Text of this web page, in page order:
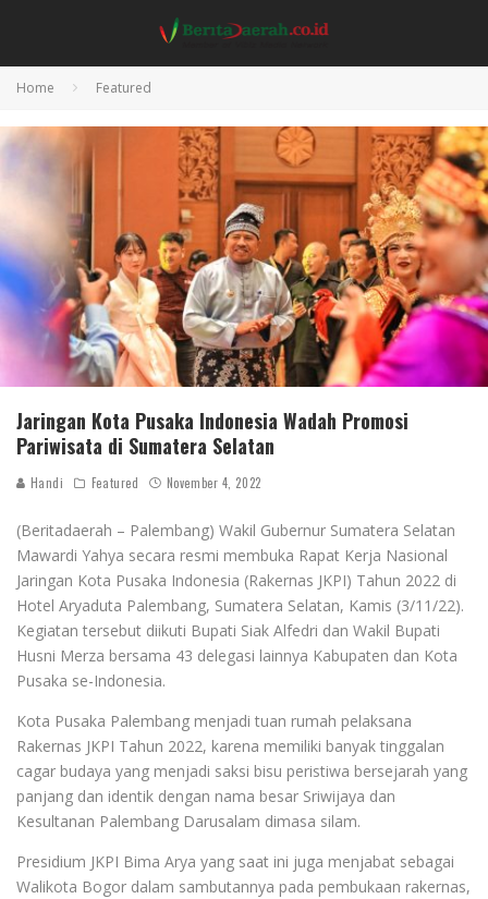
Home Featured
Jaringan Kota Pusaka Indonesia Wadah Promosi
Pariwisata di Sumatera Selatan
Handi Featured November 4, 2022
(Beritadaerah – Palembang) Wakil Gubernur Sumatera Selatan
Mawardi Yahya secara resmi membuka Rapat Kerja Nasional
Jaringan Kota Pusaka Indonesia (Rakernas JKPI) Tahun 2022 di
Hotel Aryaduta Palembang, Sumatera Selatan, Kamis (3/11/22).
Kegiatan tersebut diikuti Bupati Siak Alfedri dan Wakil Bupati
Husni Merza bersama 43 delegasi lainnya Kabupaten dan Kota
Pusaka se-Indonesia.
Kota Pusaka Palembang menjadi tuan rumah pelaksana
Rakernas JKPI Tahun 2022, karena memiliki banyak tinggalan
cagar budaya yang menjadi saksi bisu peristiwa bersejarah yang
panjang dan identik dengan nama besar Sriwijaya dan
Kesultanan Palembang Darusalam dimasa silam.
Presidium JKPI Bima Arya yang saat ini juga menjabat sebagai
Walikota Bogor dalam sambutannya pada pembukaan rakernas,